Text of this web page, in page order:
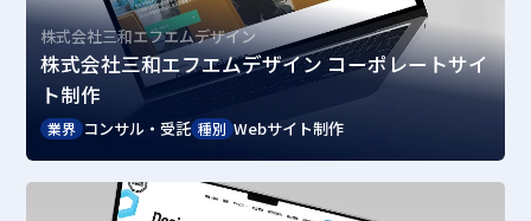
株式会社三和エフエムデザイン
株式会社三和エフエムデザイン コーポレートサイ
ト制作
業界 コンサル・受託 種別 Webサイト制作